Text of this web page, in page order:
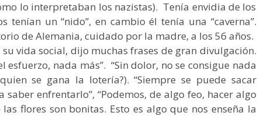
lo interpretaban los nazistas). Tenía envidia de los
tenían un “nido”, en cambio él tenía una “caverna”.
de Alemania, cuidado por la madre, a los 56 años.
vida social, dijo muchas frases de gran divulgación.
esfuerzo, nada más”. “Sin dolor, no se consigue nada
se gana la lotería?). “Siempre se puede sacar
enfrentarlo”, “Podemos, de algo feo, hacer algo
las flores son bonitas. Esto es algo que nos enseña la